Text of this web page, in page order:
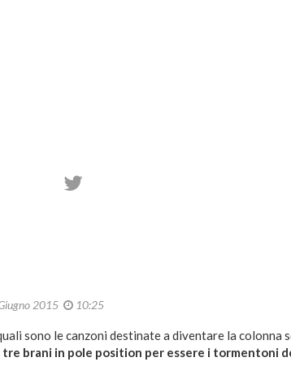
2015 10:25
sono le canzoni destinate a diventare la colonna
tre brani in pole position per essere i tormentoni